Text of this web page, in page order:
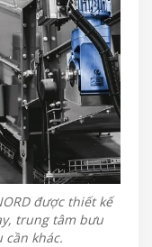
được thiết kế
trung tâm bưu
cần khác.